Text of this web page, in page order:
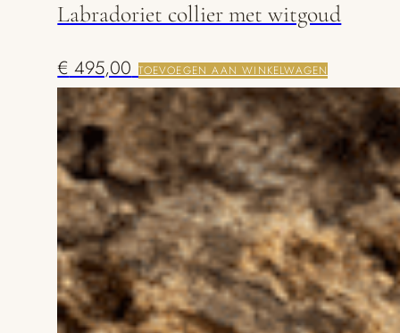
Labradoriet collier met witgoud
€ 495,00 TOEVOEGEN AAN WINKELWAGEN